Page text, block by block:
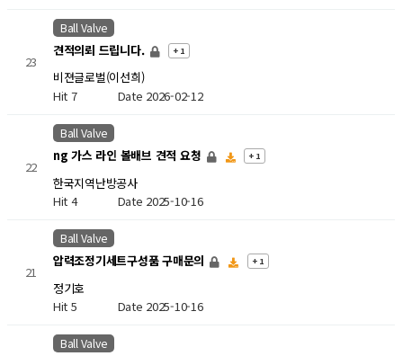
23
Ball Valve
견적의뢰 드립니다. + 1
비젼글로벌(이선희)
Hit 7 Date 2026-02-12
22
Ball Valve
ng 가스 라인 볼배브 견적 요청 + 1
한국지역난방공사
Hit 4 Date 2025-10-16
21
Ball Valve
압력조정기세트구성품 구매문의 + 1
정기호
Hit 5 Date 2025-10-16
Ball Valve